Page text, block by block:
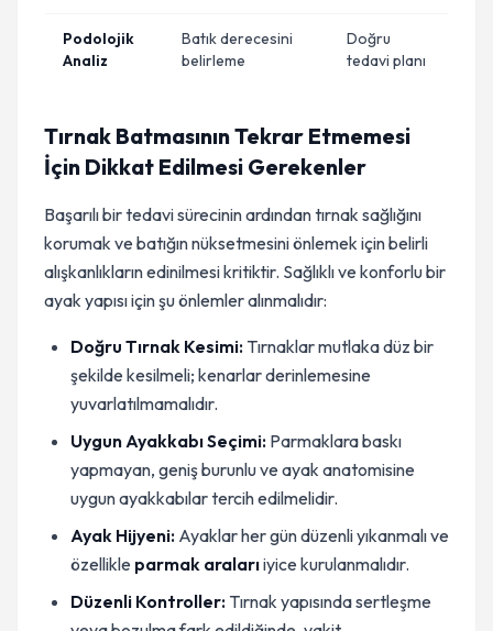
Podolojik
Analiz
Batık derecesini
belirleme
Doğru
tedavi planı
Tırnak Batmasının Tekrar Etmemesi
İçin Dikkat Edilmesi Gerekenler
Başarılı bir tedavi sürecinin ardından tırnak sağlığını
korumak ve batığın nüksetmesini önlemek için belirli
alışkanlıkların edinilmesi kritiktir. Sağlıklı ve konforlu bir
ayak yapısı için şu önlemler alınmalıdır:
Doğru Tırnak Kesimi: Tırnaklar mutlaka düz bir
şekilde kesilmeli; kenarlar derinlemesine
yuvarlatılmamalıdır.
Uygun Ayakkabı Seçimi: Parmaklara baskı
yapmayan, geniş burunlu ve ayak anatomisine
uygun ayakkabılar tercih edilmelidir.
Ayak Hijyeni: Ayaklar her gün düzenli yıkanmalı ve
özellikle parmak aralarıiyice kurulanmalıdır.
Düzenli Kontroller: Tırnak yapısında sertleşme